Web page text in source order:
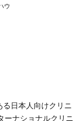
ウ
日本人向けクリニ
ーナショナルクリニ